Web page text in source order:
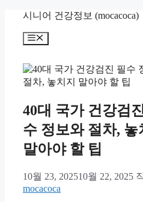
시니어 건강정보 (mocacoca)
메
40대 국가 건강검
수 정보와 절차, 놓
말아야 할 팁
10월 23, 202510월 22, 2025
mocacoca